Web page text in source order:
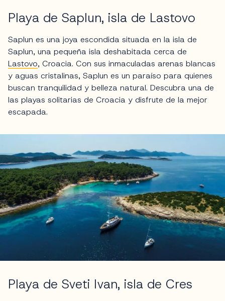
Playa de Saplun, isla de Lastovo
Saplun es una joya escondida situada en la isla de
Saplun, una pequeña isla deshabitada cerca de
Lastovo, Croacia. Con sus inmaculadas arenas blancas
y aguas cristalinas, Saplun es un paraíso para quienes
buscan tranquilidad y belleza natural. Descubra una de
las playas solitarias de Croacia y disfrute de la mejor
escapada.
Playa de Sveti Ivan, isla de Cres